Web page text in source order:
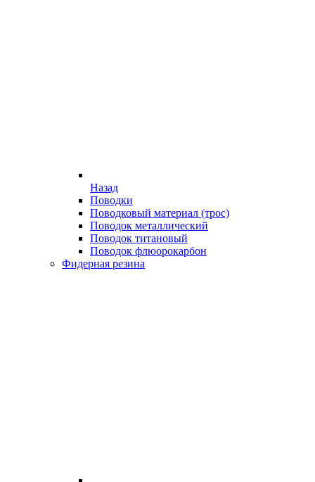
Назад
Поводки
Поводковый материал (трос)
Поводок металлический
Поводок титановый
Поводок флюорокарбон
Фидерная резина